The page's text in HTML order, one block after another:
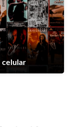
celular